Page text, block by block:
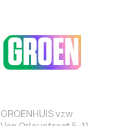
GROENHUIS vzw